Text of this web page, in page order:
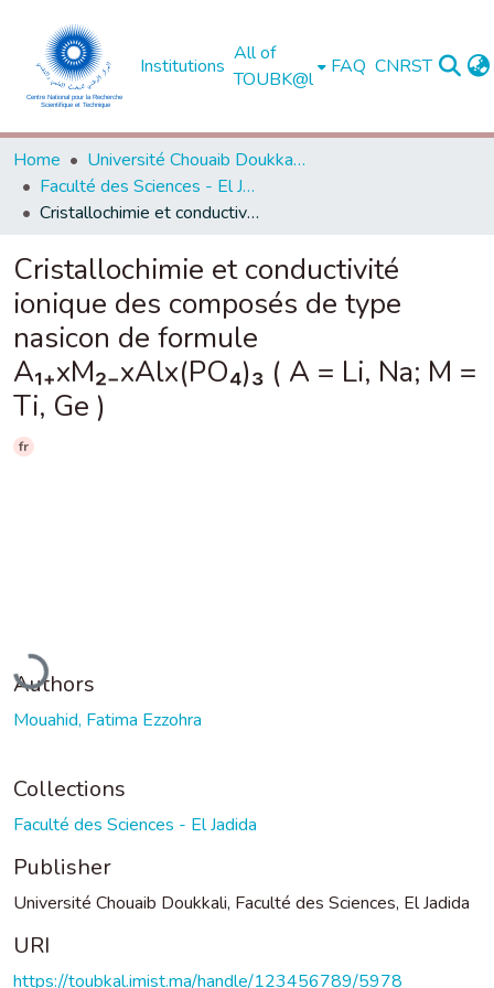
Institutions
All of
TOUBK@l
FAQ CNRST
Home
Université Chouaib Doukkali - El Jadida
Faculté des Sciences - El Jadida
Cristallochimie et conductivité ionique des composés de type nasicon de formule A₁₊xM₂₋xAlx(PO₄)₃ ( A = Li, Na; M = Ti, Ge )
Cristallochimie et conductivité
ionique des composés de type
nasicon de formule
A₁₊xM₂₋xAlx(PO₄)₃ ( A = Li, Na; M =
Ti, Ge )
fr
Authors
Mouahid, Fatima Ezzohra
Collections
Faculté des Sciences - El Jadida
Publisher
Université Chouaib Doukkali, Faculté des Sciences, El Jadida
URI
https://toubkal.imist.ma/handle/123456789/5978